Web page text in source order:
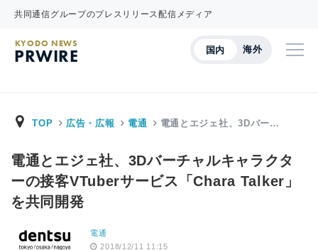
共同通信グループのプレスリリース配信メディア
国内 海外
KYODO NEWS
PRWIRE
TOP 広告・広報 電通 電通とエジェ社、3Dバー…
電通とエジェ社、3Dバーチャルキャラクタ
ーの接客VTuberサービス「Chara Talker」
を共同開発
電通
2018/12/11 11:15